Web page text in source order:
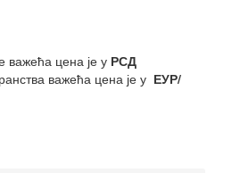
важећа цена је у РСД
важећа цена је у ЕУР/